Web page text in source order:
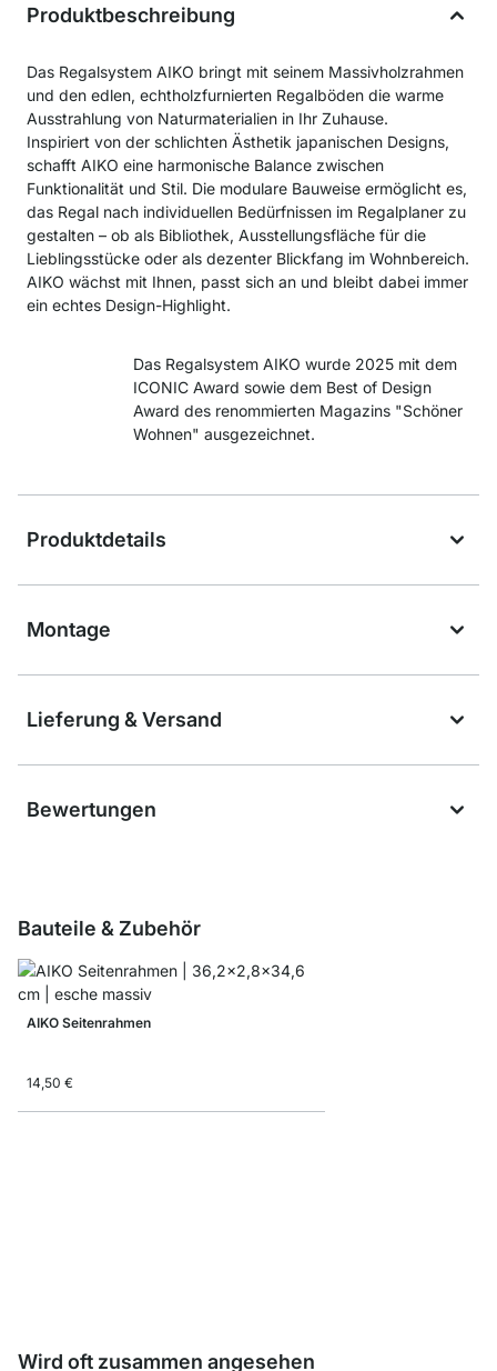
Produktbeschreibung
Das Regalsystem AIKO bringt mit seinem Massivholzrahmen
und den edlen, echtholzfurnierten Regalböden die warme
Ausstrahlung von Naturmaterialien in Ihr Zuhause.
Inspiriert von der schlichten Ästhetik japanischen Designs,
schafft AIKO eine harmonische Balance zwischen
Funktionalität und Stil. Die modulare Bauweise ermöglicht es,
das Regal nach individuellen Bedürfnissen im Regalplaner zu
gestalten – ob als Bibliothek, Ausstellungsfläche für die
Lieblingsstücke oder als dezenter Blickfang im Wohnbereich.
AIKO wächst mit Ihnen, passt sich an und bleibt dabei immer
ein echtes Design-Highlight.
Das Regalsystem AIKO wurde 2025 mit dem
ICONIC Award sowie dem Best of Design
Award des renommierten Magazins "Schöner
Wohnen" ausgezeichnet.
Produktdetails
Montage
Lieferung & Versand
Bewertungen
Bauteile & Zubehör
AIKO Seitenrahmen
14,50 €
Wird oft zusammen angesehen